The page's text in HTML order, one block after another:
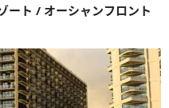
ート / オーシャンフロント